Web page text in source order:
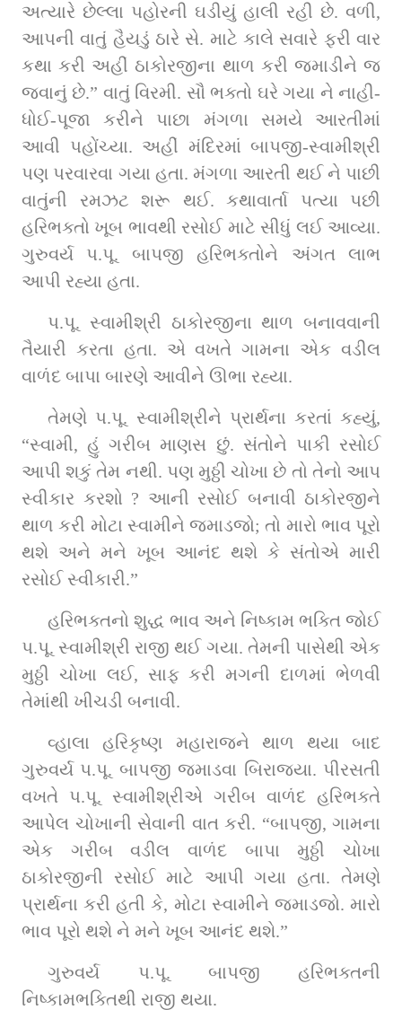
અત્યારે છેલ્લા પહોરની ઘડીયું હાલી રહી છે. વળી,
આપની વાતું હૈયડું ઠારે સે. માટે કાલે સવારે ફરી વાર
કથા કરી અહીં ઠાકોરજીના થાળ કરી જમાડીને જ
જવાનું છે.” વાતું વિરમી. સૌ ભક્તો ઘરે ગયા ને નાહી-
ધોઈ-પૂજા કરીને પાછા મંગળા સમયે આરતીમાં
આવી પહોંચ્યા. અહીં મંદિરમાં બાપજી-સ્વામીશ્રી
પણ પરવારવા ગયા હતા. મંગળા આરતી થઈ ને પાછી
વાતુંની રમઝટ શરૂ થઈ. કથાવાર્તા પત્યા પછી
હરિભક્તો ખૂબ ભાવથી રસોઈ માટે સીધું લઈ આવ્યા.
ગુરુવર્ય પ.પૂ. બાપજી હરિભક્તોને અંગત લાભ
આપી રહ્યા હતા.
પ.પૂ. સ્વામીશ્રી ઠાકોરજીના થાળ બનાવવાની
તૈયારી કરતા હતા. એ વખતે ગામના એક વડીલ
વાળંદ બાપા બારણે આવીને ઊભા રહ્યા.
તેમણે પ.પૂ. સ્વામીશ્રીને પ્રાર્થના કરતાં કહ્યું,
“સ્વામી, હું ગરીબ માણસ છું. સંતોને પાકી રસોઈ
આપી શકું તેમ નથી. પણ મુઠ્ઠી ચોખા છે તો તેનો આપ
સ્વીકાર કરશો ? આની રસોઈ બનાવી ઠાકોરજીને
થાળ કરી મોટા સ્વામીને જમાડજો; તો મારો ભાવ પૂરો
થશે અને મને ખૂબ આનંદ થશે કે સંતોએ મારી
રસોઈ સ્વીકારી.”
હરિભક્તનો શુદ્ધ ભાવ અને નિષ્કામ ભક્તિ જોઈ
પ.પૂ. સ્વામીશ્રી રાજી થઈ ગયા. તેમની પાસેથી એક
મુઠ્ઠી ચોખા લઈ, સાફ કરી મગની દાળમાં ભેળવી
તેમાંથી ખીચડી બનાવી.
વ્હાલા હરિકૃષ્ણ મહારાજને થાળ થયા બાદ
ગુરુવર્ય પ.પૂ. બાપજી જમાડવા બિરાજ્યા. પીરસતી
વખતે પ.પૂ. સ્વામીશ્રીએ ગરીબ વાળંદ હરિભક્તે
આપેલ ચોખાની સેવાની વાત કરી. “બાપજી, ગામના
એક ગરીબ વડીલ વાળંદ બાપા મુઠ્ઠી ચોખા
ઠાકોરજીની રસોઈ માટે આપી ગયા હતા. તેમણે
પ્રાર્થના કરી હતી કે, મોટા સ્વામીને જમાડજો. મારો
ભાવ પૂરો થશે ને મને ખૂબ આનંદ થશે.”
ગુરુવર્ય પ.પૂ. બાપજી હરિભક્તની
નિષ્કામભક્તિથી રાજી થયા.